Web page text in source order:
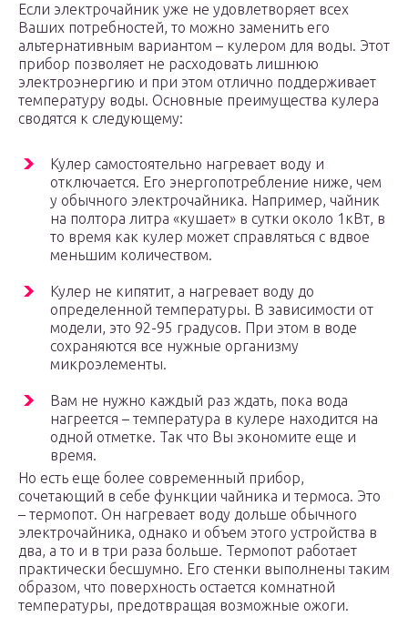
Если электрочайник уже не удовлетворяет всех
Ваших потребностей, то можно заменить его
альтернативным вариантом – кулером для воды. Этот
прибор позволяет не расходовать лишнюю
электроэнергию и при этом отлично поддерживает
температуру воды. Основные преимущества кулера
сводятся к следующему:
Кулер самостоятельно нагревает воду и
отключается. Его энергопотребление ниже, чем
у обычного электрочайника. Например, чайник
на полтора литра «кушает» в сутки около 1кВт, в
то время как кулер может справляться с вдвое
меньшим количеством.
Кулер не кипятит, а нагревает воду до
определенной температуры. В зависимости от
модели, это 92-95 градусов. При этом в воде
сохраняются все нужные организму
микроэлементы.
Вам не нужно каждый раз ждать, пока вода
нагреется – температура в кулере находится на
одной отметке. Так что Вы экономите еще и
время.
Но есть еще более современный прибор,
сочетающий в себе функции чайника и термоса. Это
– термопот. Он нагревает воду дольше обычного
электрочайника, однако и объем этого устройства в
два, а то и в три раза больше. Термопот работает
практически бесшумно. Его стенки выполнены таким
образом, что поверхность остается комнатной
температуры, предотвращая возможные ожоги.